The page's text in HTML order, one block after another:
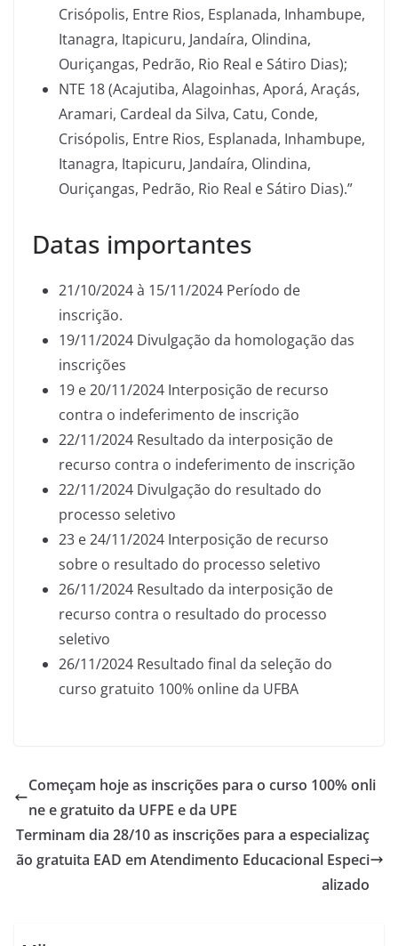
Crisópolis, Entre Rios, Esplanada, Inhambupe,
Itanagra, Itapicuru, Jandaíra, Olindina,
Ouriçangas, Pedrão, Rio Real e Sátiro Dias);
NTE 18 (Acajutiba, Alagoinhas, Aporá, Araçás,
Aramari, Cardeal da Silva, Catu, Conde,
Crisópolis, Entre Rios, Esplanada, Inhambupe,
Itanagra, Itapicuru, Jandaíra, Olindina,
Ouriçangas, Pedrão, Rio Real e Sátiro Dias).”
Datas importantes
21/10/2024 à 15/11/2024 Período de
inscrição.
19/11/2024 Divulgação da homologação das
inscrições
19 e 20/11/2024 Interposição de recurso
contra o indeferimento de inscrição
22/11/2024 Resultado da interposição de
recurso contra o indeferimento de inscrição
22/11/2024 Divulgação do resultado do
processo seletivo
23 e 24/11/2024 Interposição de recurso
sobre o resultado do processo seletivo
26/11/2024 Resultado da interposição de
recurso contra o resultado do processo
seletivo
26/11/2024 Resultado final da seleção do
curso gratuito 100% online da UFBA
Começam hoje as inscrições para o curso 100% onli
ne e gratuito da UFPE e da UPE
Terminam dia 28/10 as inscrições para a especializaç
ão gratuita EAD em Atendimento Educacional Especi
alizado